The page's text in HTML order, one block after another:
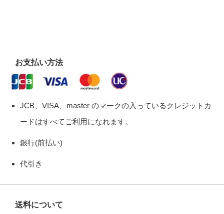
お支払い方法
JCB、VISA、master のマークの入っているクレジットカ
ードはすべてご利用になれます。
銀行(前払い)
代引き
送料について